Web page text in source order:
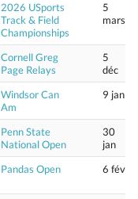
2026 USports
Track & Field
Championships
5
mars
Cornell Greg
Page Relays
5
déc
Windsor Can
Am
9 jan
Penn State
National Open
30
jan
Pandas Open 6 fév